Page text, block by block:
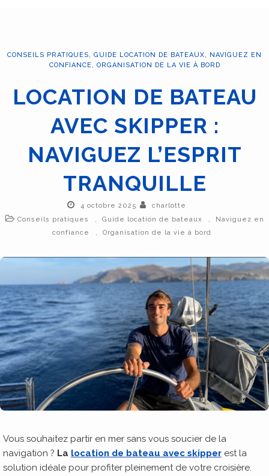
CONSEILS PRATIQUES, GUIDE LOCATION DE BATEAUX, NAVIGUEZ EN
CONFIANCE, ORGANISATION DE LA VIE À BORD
LOCATION DE BATEAU
AVEC SKIPPER :
NAVIGUEZ L’ESPRIT
TRANQUILLE
4 octobre 2025
charlotte
Conseils pratiques
Guide location de bateaux
Naviguez en
confiance
Organisation de la vie à bord
Vous souhaitez partir en mer sans vous soucier de la
navigation ? La location de bateau avec skipper est la
solution idéale pour profiter pleinement de votre croisière.